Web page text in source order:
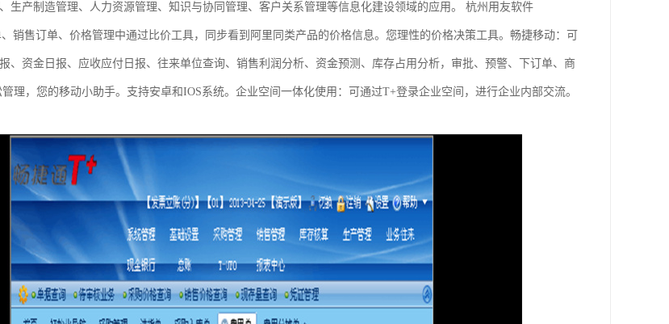
生产制造管理、人力资源管理、知识与协同管理、客户关系管理等信息化建设领域的应用。 杭州用友软件
销售订单、价格管理中通过比价工具，同步看到阿里同类产品的价格信息。您理性的价格决策工具。畅捷移动：可
、资金日报、应收应付日报、往来单位查询、销售利润分析、资金预测、库存占用分析，审批、预警、下订单、商
理，您的移动小助手。支持安卓和IOS系统。企业空间一体化使用：可通过T+登录企业空间，进行企业内部交流。